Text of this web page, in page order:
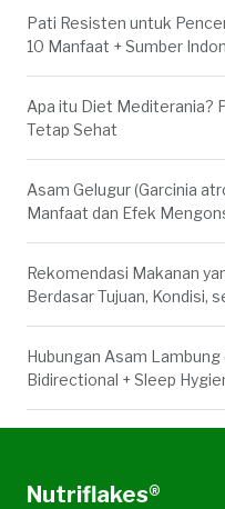
Pati Resisten untuk
10 Manfaat + Sumber
Apa itu Diet Mediterania?
Tetap Sehat
Asam Gelugur (Garcinia
Manfaat dan Efek
Rekomendasi Makanan
Berdasar Tujuan, Kondisi,
Hubungan Asam
Bidirectional + Sleep
Nutriflakes®